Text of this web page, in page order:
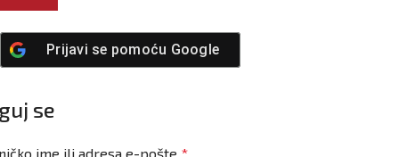
Prijavi se pomoću Google
se
ime ili adresa e-pošte *